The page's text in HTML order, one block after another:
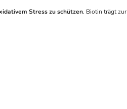
Stress zu schützen. Biotin trägt zur